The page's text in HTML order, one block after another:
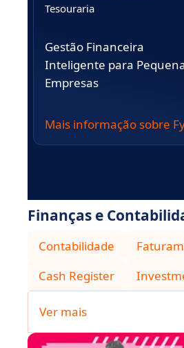
Tesouraria
Gestão Financeira
Inteligente para
Empresas
Mais informação sobre
Finanças e
Contabilidade
Cash Register
Ver mais